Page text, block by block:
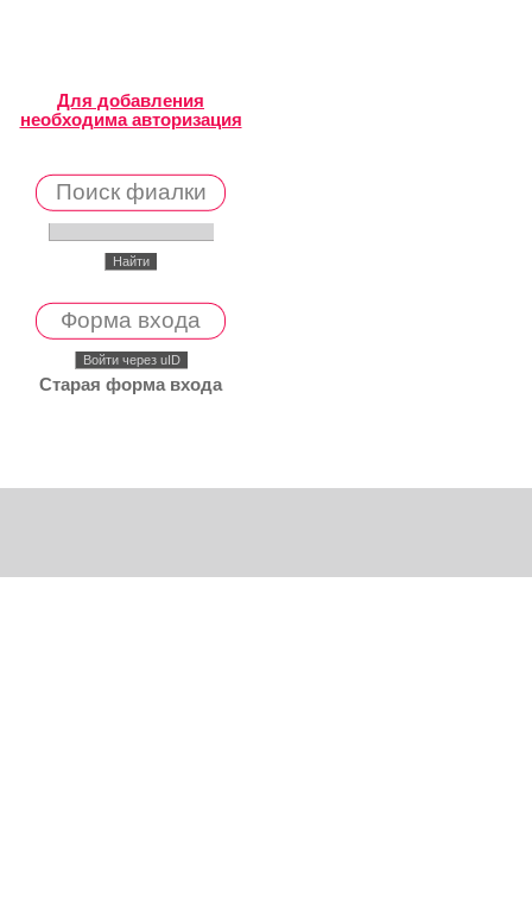
Для добавления
необходима авторизация
Поиск фиалки
Форма входа
Войти через uID
Старая форма входа